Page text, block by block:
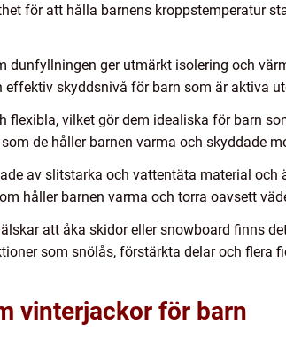
för att hålla barnens kroppstemperatur
dunfyllningen ger utmärkt isolering och
skyddsnivå för barn som är aktiva
vilket gör dem idealiska för barn
de håller barnen varma och skyddade
av slitstarka och vattentäta material och
håller barnen varma och torra oavsett
att åka skidor eller snowboard finns
som snölås, förstärkta delar och flera
vinterjackor för barn